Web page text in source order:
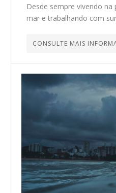
Desde sempre vivendo
mar e trabalhando com
CONSULTE MAIS